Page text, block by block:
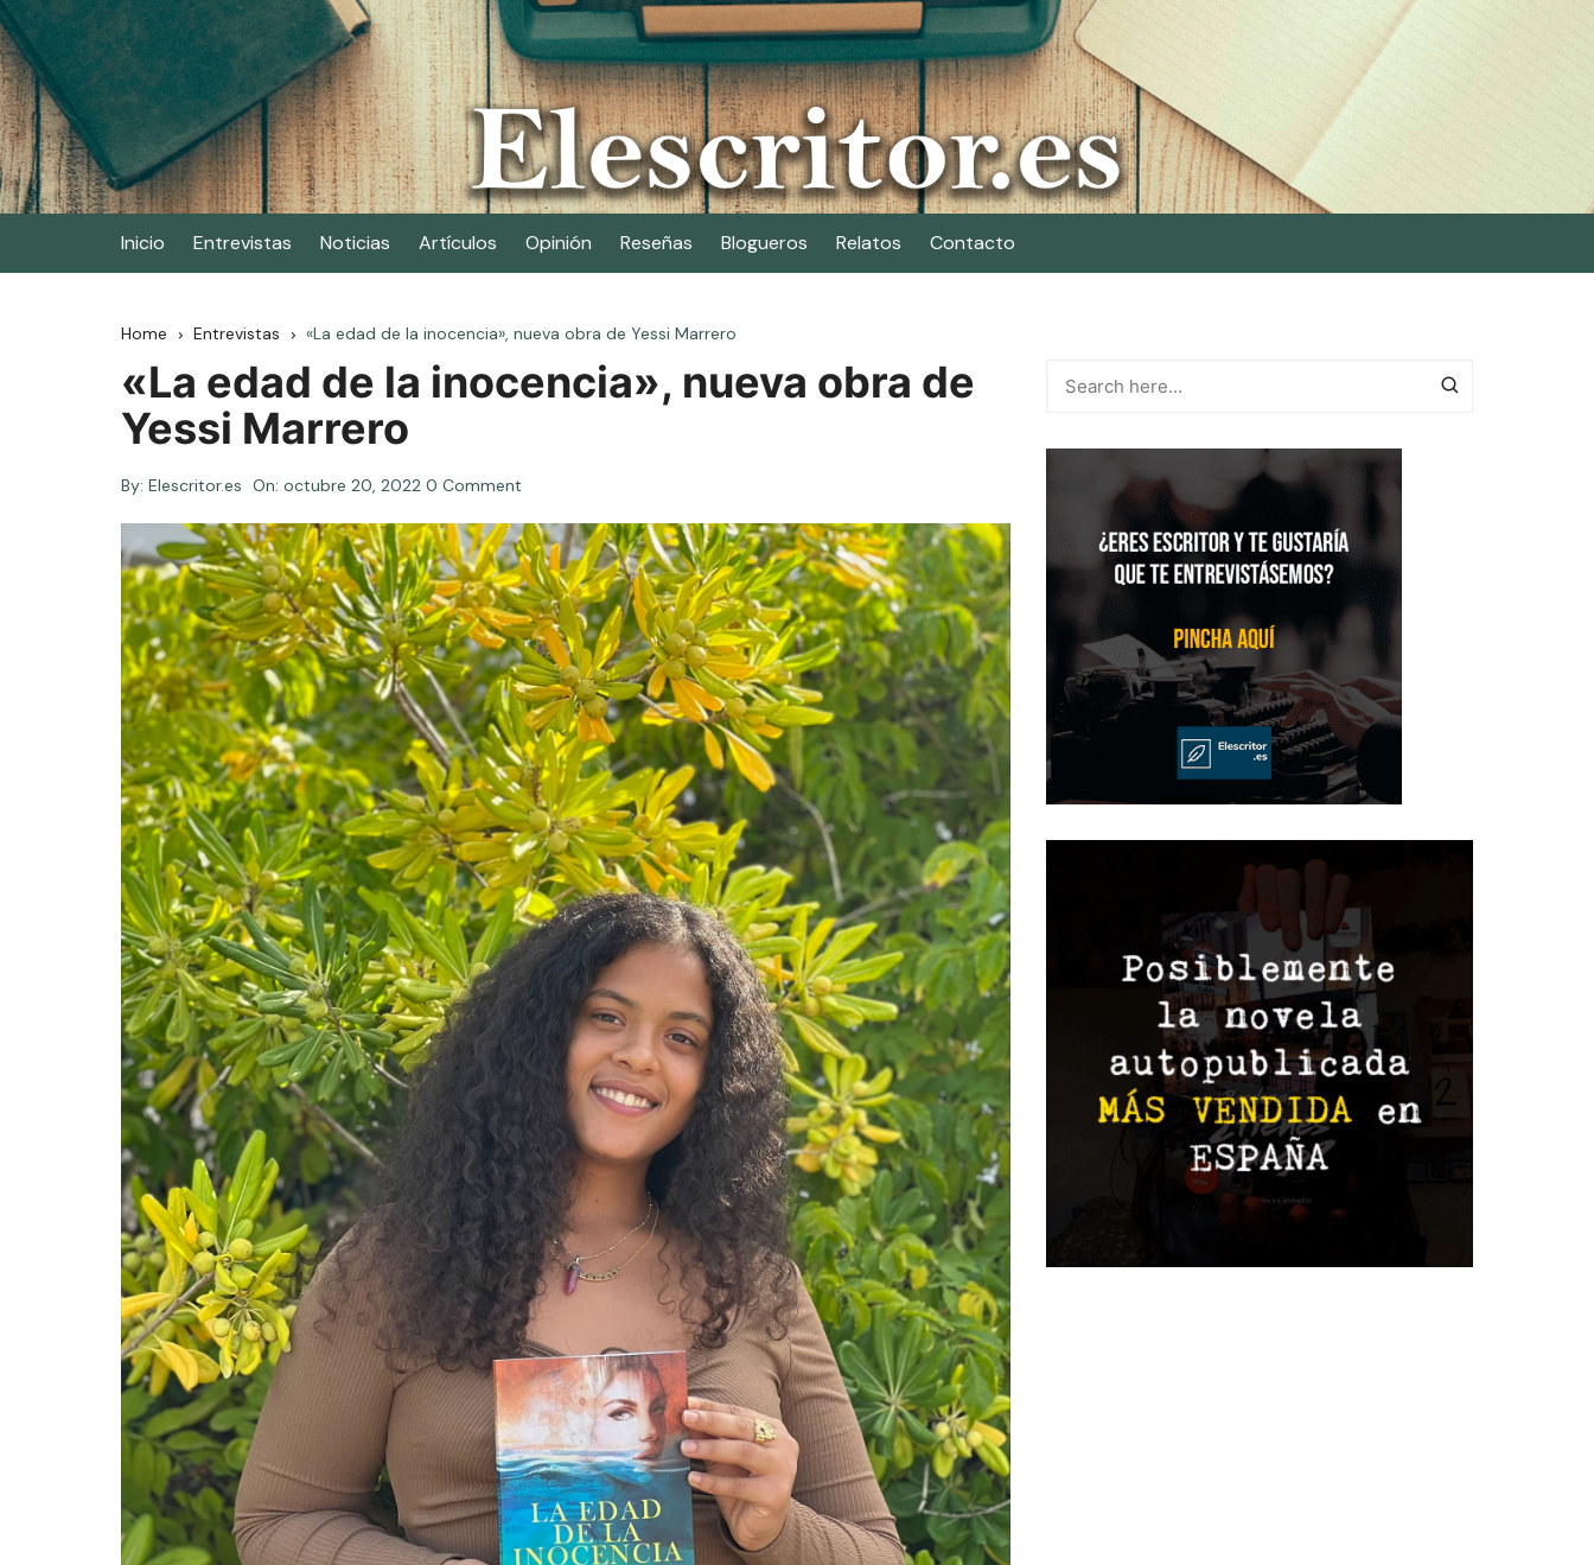
Skip
to
content
Elescritor.es
El periódico digital de los escritores
Inicio Entrevistas Noticias Artículos Opinión Reseñas Blogueros Relatos Contacto
Home Entrevistas «La edad de la inocencia», nueva obra de Yessi Marrero
«La edad de la inocencia», nueva obra de
Yessi Marrero
By: Elescritor.es On: octubre 20, 2022 0 Comment